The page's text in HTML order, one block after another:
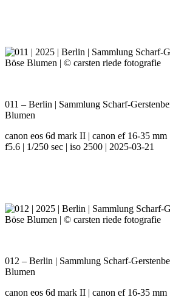
011 – Berlin | Sammlung Scharf-
Blumen
canon eos 6d mark II | canon ef 16-35 mm
f5.6 | 1/250 sec | iso 2500 | 2025-03-21
012 – Berlin | Sammlung Scharf-
Blumen
canon eos 6d mark II | canon ef 16-35 mm